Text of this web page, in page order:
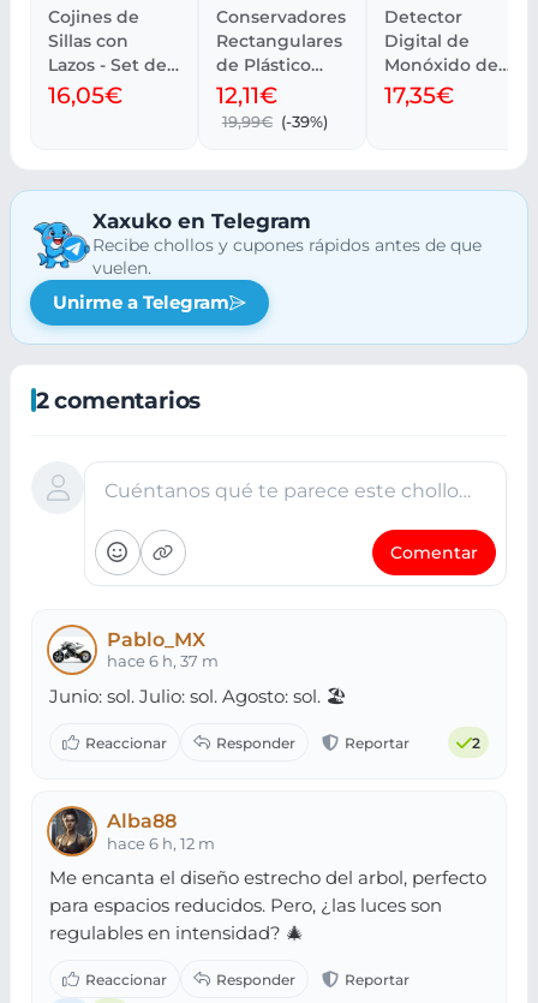
Cojines de
Sillas con
Lazos - Set de
4, 40x40 cm
16,05€
Conservadores
Rectangulares
de Plástico
Herméticos
(Set 3)
12,11€
19,99€ (-39%)
Detector
Digital de
Monóxido de
Carbono
FireAngel
17,35€
Xaxuko en Telegram
Recibe chollos y cupones rápidos antes de que
vuelen.
Unirme a Telegram
2 comentarios
Cuéntanos qué te parece este chollo…
Comentar
Pablo_MX
hace 6 h, 37 m
Junio: sol. Julio: sol. Agosto: sol. 🏖️
2
Alba88
hace 6 h, 12 m
Me encanta el diseño estrecho del arbol, perfecto
para espacios reducidos. Pero, ¿las luces son
regulables en intensidad? 🎄